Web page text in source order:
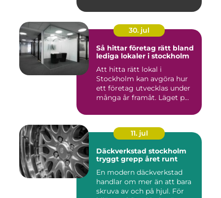
30. jul
Så hittar företag rätt bland
lediga lokaler i stockholm
Att hitta rätt lokal i
Stockholm kan avgöra hur
ett företag utvecklas under
många år framåt. Läget p...
11. jul
Däckverkstad stockholm
tryggt grepp året runt
En modern däckverkstad
handlar om mer än att bara
skruva av och på hjul. För